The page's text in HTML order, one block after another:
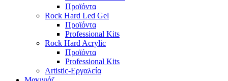
Προϊόντα
Rock Hard Led Gel
Προϊόντα
Professional Kits
Rock Hard Acrylic
Προϊόντα
Professional Kits
Artistic-Εργαλεία